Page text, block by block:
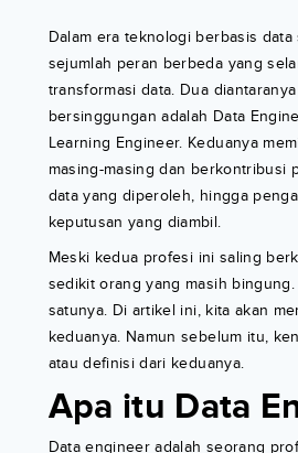
Dalam era teknologi berbasis
sejumlah peran berbeda yang
transformasi data. Dua
bersinggungan adalah Data
Learning Engineer. Keduanya
masing-masing dan berkontribusi
data yang diperoleh, hingga
keputusan yang diambil.
Meski kedua profesi ini saling
sedikit orang yang masih
satunya. Di artikel ini, kita akan
keduanya. Namun sebelum itu,
atau definisi dari keduanya.
Apa itu Data
Data engineer adalah seorang